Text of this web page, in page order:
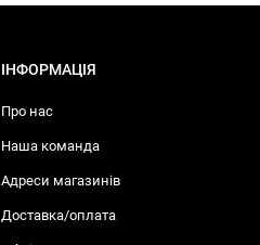
ІНФОРМАЦІЯ
Про нас
Наша команда
Адреси магазинів
Доставка/оплата